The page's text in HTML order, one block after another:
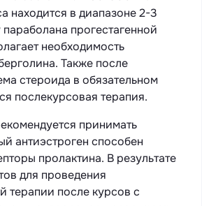
находится в диапазоне 2-3
прогестагенной
необходимость
Также после
стероида в обязательном
послекурсовая терапия.
принимать
антиэстроген способен
пролактина. В результате
для проведения
терапии после курсов с